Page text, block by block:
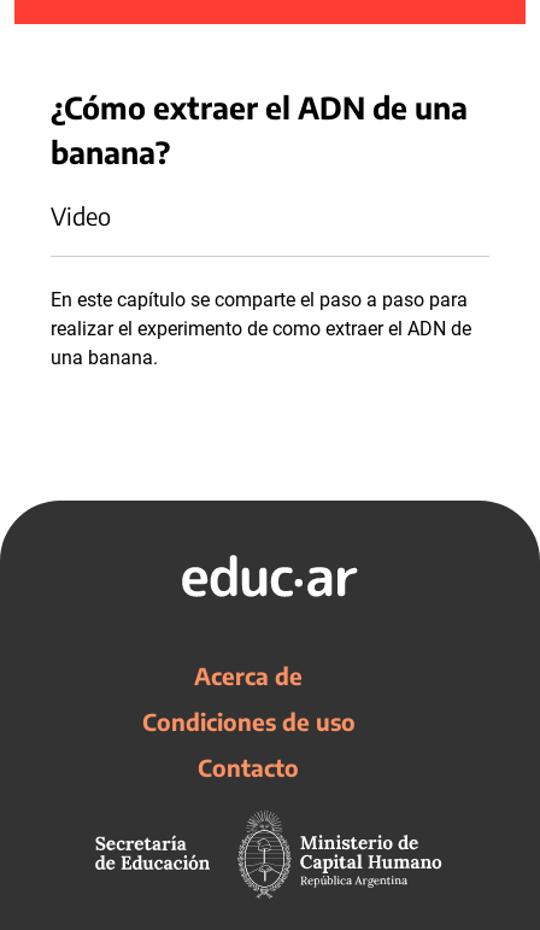
¿Cómo extraer el ADN de una
banana?
Video
En este capítulo se comparte el paso a paso para
realizar el experimento de como extraer el ADN de
una banana.
Acerca de
Condiciones de uso
Contacto